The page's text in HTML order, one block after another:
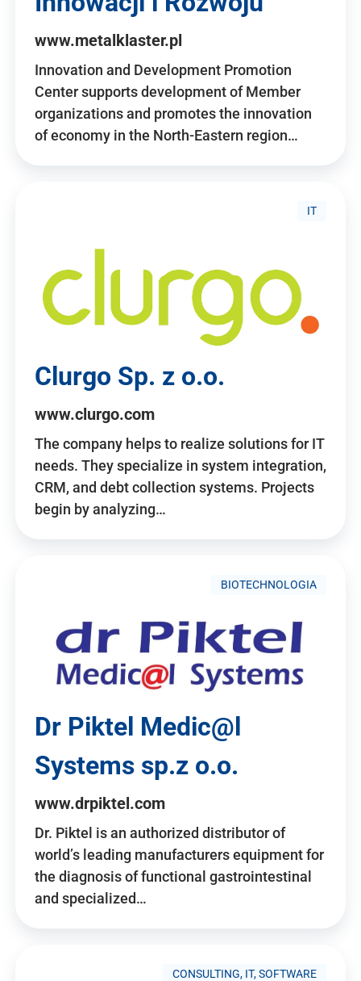
www.metalklaster.pl
Innovation and Development Promotion
Center supports development of Member
organizations and promotes the innovation
of economy in the North-Eastern region…
IT
Clurgo Sp. z o.o.
www.clurgo.com
The company helps to realize solutions for IT
needs. They specialize in system integration,
CRM, and debt collection systems. Projects
begin by analyzing…
BIOTECHNOLOGIA
Dr Piktel Medic@l
Systems sp.z o.o.
www.drpiktel.com
Dr. Piktel is an authorized distributor of
world’s leading manufacturers equipment for
the diagnosis of functional gastrointestinal
and specialized…
CONSULTING, IT, SOFTWARE